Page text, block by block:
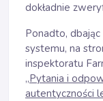
dokładnie
Ponadto,
systemu, na
inspektoratu
„Pytania i
autentyczności